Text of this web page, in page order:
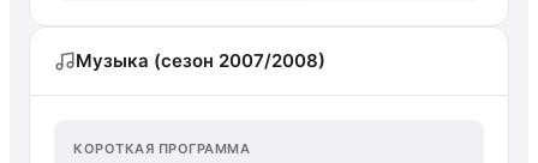
Музыка (сезон 2007/2008)
КОРОТКАЯ ПРОГРАММА